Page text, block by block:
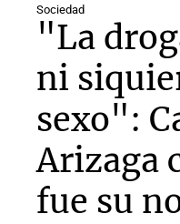
Sociedad
"La
ni
sexo":
Arizaga
fue su